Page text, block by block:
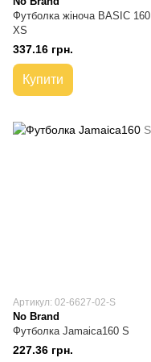
Футболка жіноча BASIC 160
XS
337.16 грн.
Купити
Артикул: 02-6627-02-S
No Brand
Футболка Jamaica160 S
227.36 грн.